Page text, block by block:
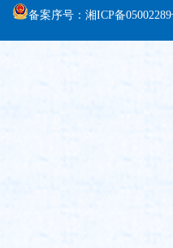
备案序号：湘ICP备